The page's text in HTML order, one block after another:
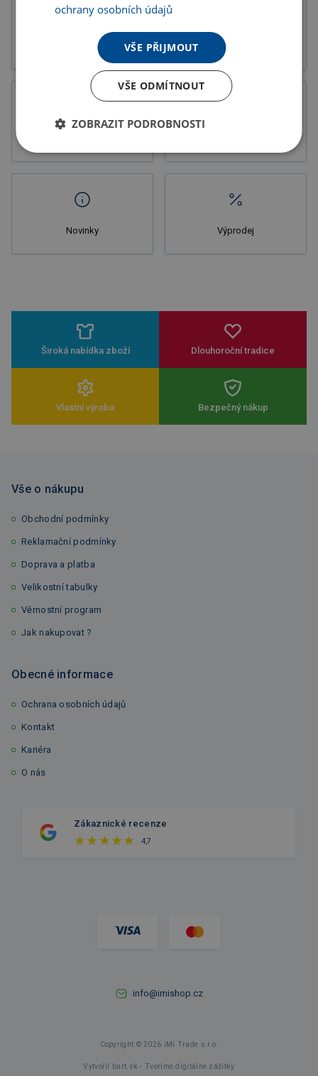
Tiskoviny Katalogy
Novinky Výprodej
Široká nabídka zboží Dlouhoroční tradice
Vlastní výroba Bezpečný nákup
Vše o nákupu
Obchodní podmínky
Reklamační podmínky
Doprava a platba
Velikostní tabulky
Věrnostní program
Jak nakupovat ?
Obecné informace
Ochrana osobních údajů
Kontakt
Kariéra
O nás
Zákaznické recenze
4,7
info@imishop.cz
Copyright © 2026 iMi Trade s.r.o.
Vytvořil bart.sk - Tvoríme digitálne zážitky
ochrany osobních údajů
VŠE PŘIJMOUT
VŠE ODMÍTNOUT
ZOBRAZIT PODROBNOSTI